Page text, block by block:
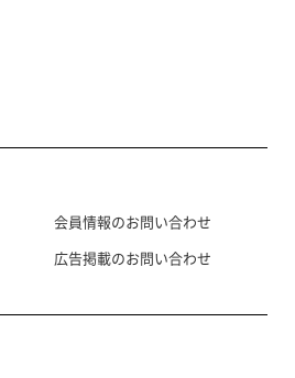
会員情報のお問い合わせ
広告掲載のお問い合わせ